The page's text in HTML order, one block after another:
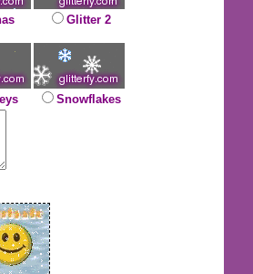
Glitter 2
Snowflakes